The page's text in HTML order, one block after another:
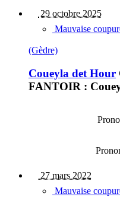
29 octobre 2025
Mauvaise
(Gèdre)
Coueyla det Hour
FANTOIR :
27 mars 2022
Mauvaise